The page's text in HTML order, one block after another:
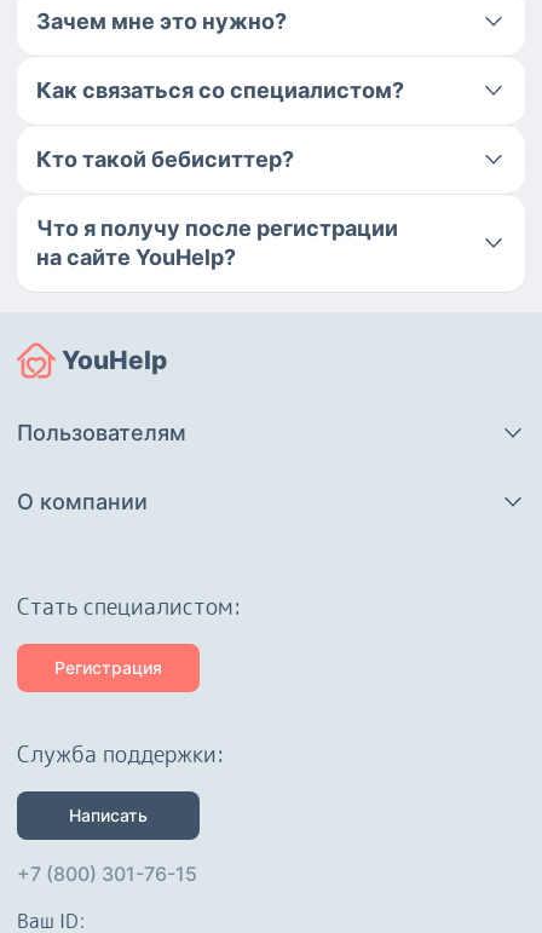
Зачем мне это нужно?
Как связаться со специалистом?
Кто такой бебиситтер?
Что я получу после регистрации
на сайте YouHelp?
YouHelp
Пользователям
О компании
Cтать специалистом:
Регистрация
Служба поддержки:
Написать
+7 (800) 301-76-15
Ваш ID: